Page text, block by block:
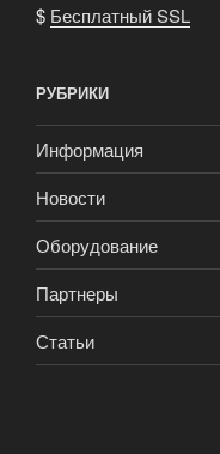
$ Бесплатный SSL
РУБРИКИ
Информация
Новости
Оборудование
Партнеры
Статьи